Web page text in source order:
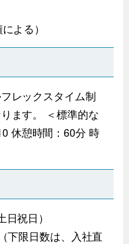
よる）
レックスタイム制
ます。 ＜標準的な
休憩時間：60分 時
祝日）
下限日数は、入社直